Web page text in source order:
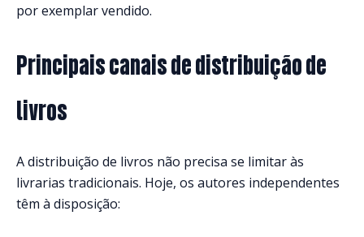
por exemplar vendido.
Principais canais de distribuição de
livros
A distribuição de livros não precisa se limitar às
livrarias tradicionais. Hoje, os autores independentes
têm à disposição: